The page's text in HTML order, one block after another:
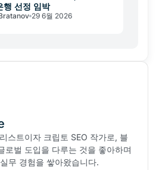
행 선정 임박
29 6월 2026
스트이자 크립토 SEO 작가로, 블
로벌 도입을 다루는 것을 좋아하며
무 경험을 쌓아왔습니다.